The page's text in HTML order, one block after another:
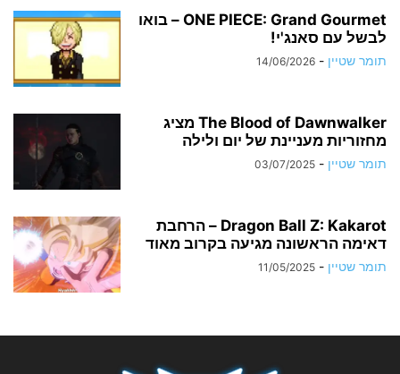
ONE PIECE: Grand Gourmet – בואו
לבשל עם סאנג'י!
תומר שטיין -
14/06/2026
The Blood of Dawnwalker מציג
מחזוריות מעניינת של יום ולילה
תומר שטיין -
03/07/2025
Dragon Ball Z: Kakarot – הרחבת
דאימה הראשונה מגיעה בקרוב מאוד
תומר שטיין -
11/05/2025